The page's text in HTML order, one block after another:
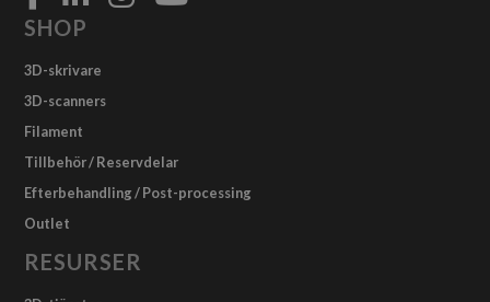
SHOP
3D-skrivare
3D-scanners
Filament
Tillbehör / Reservdelar
Efterbehandling / Post-processing
Outlet
RESURSER